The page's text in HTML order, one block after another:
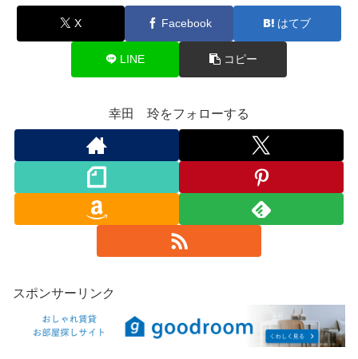
X Facebook はてブ
LINE コピー
幸田 玲をフォローする
スポンサーリンク